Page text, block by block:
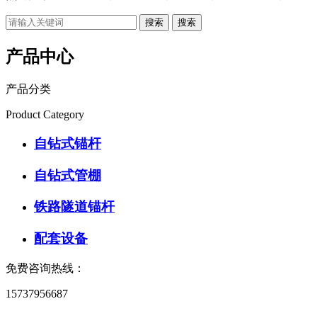
搜索
产品中心
产品分类
Product Category
自钻式锚杆
自钻式管棚
铁路隧道锚杆
配套设备
免费咨询热线：
15737956687